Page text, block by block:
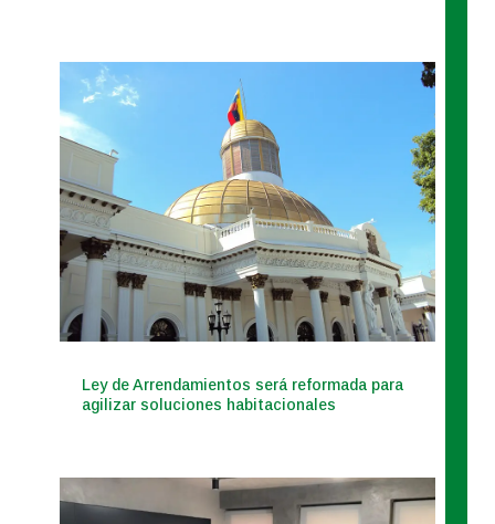
Ley de Arrendamientos será reformada para
agilizar soluciones habitacionales